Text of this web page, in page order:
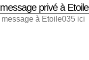
privéà